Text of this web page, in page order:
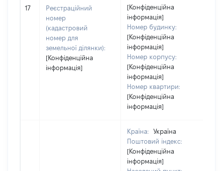
17
Реєстраційний
номер
(кадастровий
номер для
земельної ділянки):
[Конфіденційна
інформація]
[Конфіденційна
інформація]
Номер будинку:
[Конфіденційна
інформація]
Номер корпусу:
[Конфіденційна
інформація]
Номер квартири:
[Конфіденційна
інформація]
Країна:
Україна
Поштовий індекс:
[Конфіденційна
інформація]